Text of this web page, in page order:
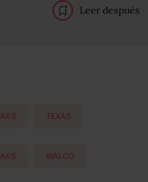
Leer después
TEXAS
WALCO